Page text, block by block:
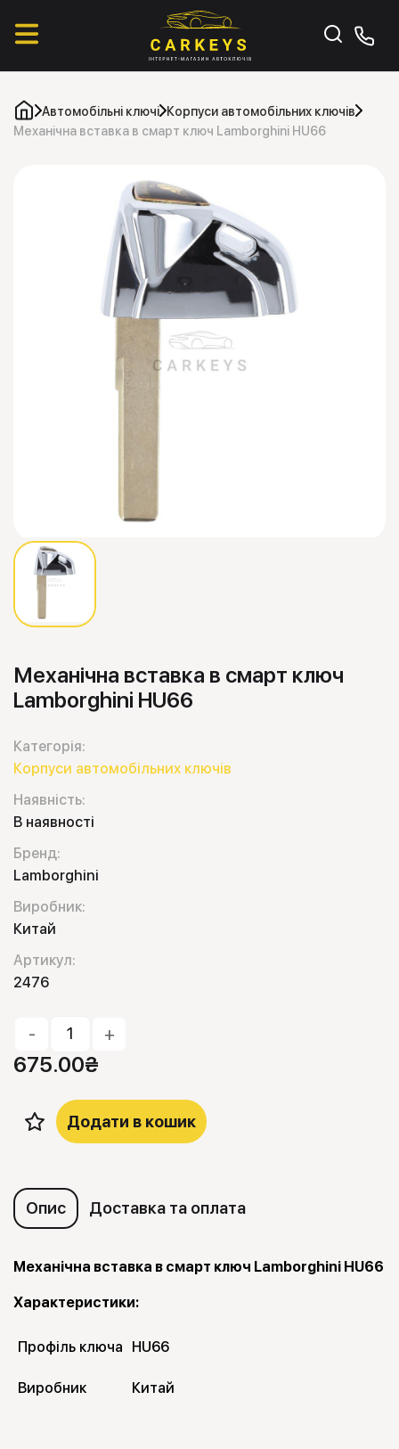
Автомобільні ключі
Корпуси автомобільних ключів
Механічна вставка в смарт ключ Lamborghini HU66
Механічна вставка в смарт ключ
Lamborghini HU66
Категорія:
Корпуси автомобільних ключів
Наявність:
В наявності
Бренд:
Lamborghini
Виробник:
Китай
Артикул:
2476
- +
675.00₴
Додати в кошик
Опис Доставка та оплата
Механічна вставка в смарт ключ Lamborghini HU66
Характеристики:
Профіль ключа HU66
Виробник Китай